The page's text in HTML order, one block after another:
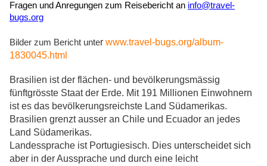
Fragen und Anregungen zum Reisebericht an info@travel-
bugs.org
Bilder zum Bericht unter www.travel-bugs.org/album-
1830045.html
Brasilien ist der flächen- und bevölkerungsmässig
fünftgrösste Staat der Erde. Mit 191 Millionen Einwohnern
ist es das bevölkerungsreichste Land Südamerikas.
Brasilien grenzt ausser an Chile und Ecuador an jedes
Land Südamerikas.
Landessprache ist Portugiesisch. Dies unterscheidet sich
aber in der Aussprache und durch eine leicht